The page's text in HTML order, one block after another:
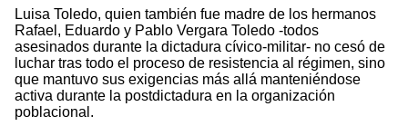
Luisa Toledo, quien también fue madre de los hermanos
Rafael, Eduardo y Pablo Vergara Toledo -todos
asesinados durante la dictadura cívico-militar- no cesó de
luchar tras todo el proceso de resistencia al régimen, sino
que mantuvo sus exigencias más allá manteniéndose
activa durante la postdictadura en la organización
poblacional.